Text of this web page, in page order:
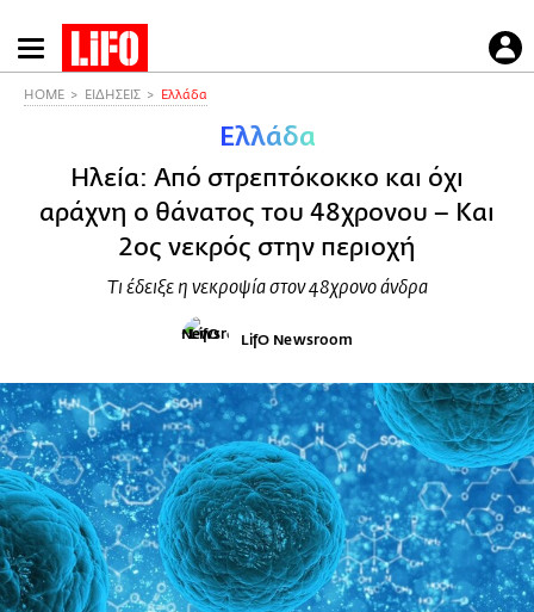
Παράκαμψη
προς
HOME ΕΙΔΗΣΕΙΣ Ελλάδα
Ελλάδα
Ηλεία: Από στρεπτόκοκκο και όχι
αράχνη ο θάνατος του 48χρονου – Και
2ος νεκρός στην περιοχή
Τι έδειξε η νεκροψία στον 48χρονο άνδρα
LifO Newsroom